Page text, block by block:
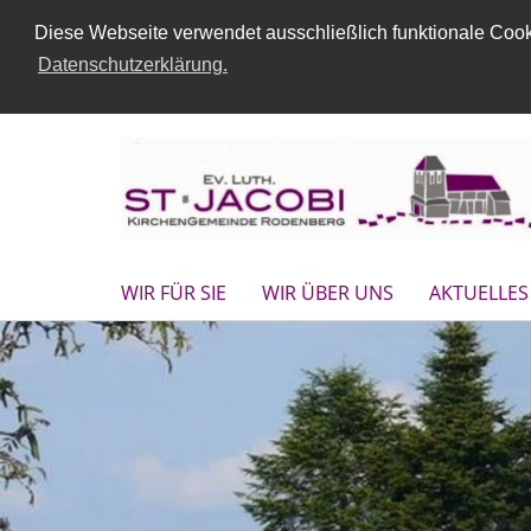
Diese Webseite verwendet ausschließlich funktionale
Datenschutzerklärung.
WIR FÜR SIE WIR ÜBER UNS AKTUELLES